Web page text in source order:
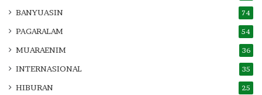
BANYUASIN 74
PAGARALAM 54
MUARAENIM 36
INTERNASIONAL 35
HIBURAN 25